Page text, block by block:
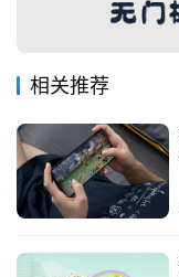
相关推荐